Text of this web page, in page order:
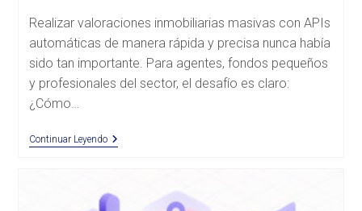
entrada:
Realizar valoraciones inmobiliarias masivas con APIs
automáticas de manera rápida y precisa nunca había
sido tan importante. Para agentes, fondos pequeños
y profesionales del sector, el desafío es claro:
¿Cómo…
Continuar LeyendoEscalando
Y
Eficiencia